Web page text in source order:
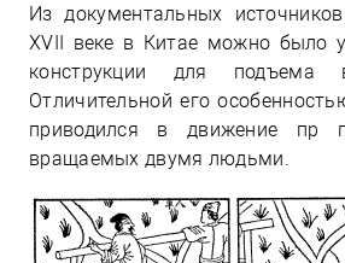
Из документальных
XVII веке в Китае можно было
конструкции для
Отличительной его
приводился в движение пр
вращаемых двумя людьми.